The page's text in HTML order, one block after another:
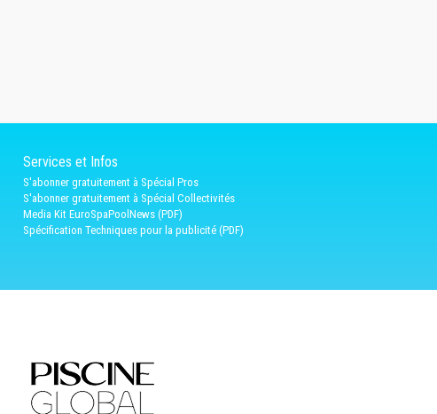
Services et Infos
S'abonner gratuitement à Spécial Pros
S'abonner gratuitement à Spécial Collectivités
Media Kit EuroSpaPoolNews (PDF)
Spécification Techniques pour la publicité (PDF)